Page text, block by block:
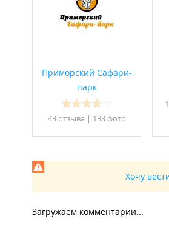
Приморский Сафари-
парк
43 отзывa | 133 фото
Хочу
Загружаем комментарии...